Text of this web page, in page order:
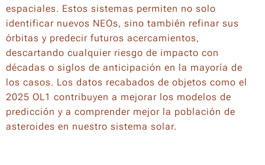
espaciales. Estos sistemas permiten no solo
identificar nuevos NEOs, sino también refinar sus
órbitas y predecir futuros acercamientos,
descartando cualquier riesgo de impacto con
décadas o siglos de anticipación en la mayoría de
los casos. Los datos recabados de objetos como el
2025 OL1 contribuyen a mejorar los modelos de
predicción y a comprender mejor la población de
asteroides en nuestro sistema solar.